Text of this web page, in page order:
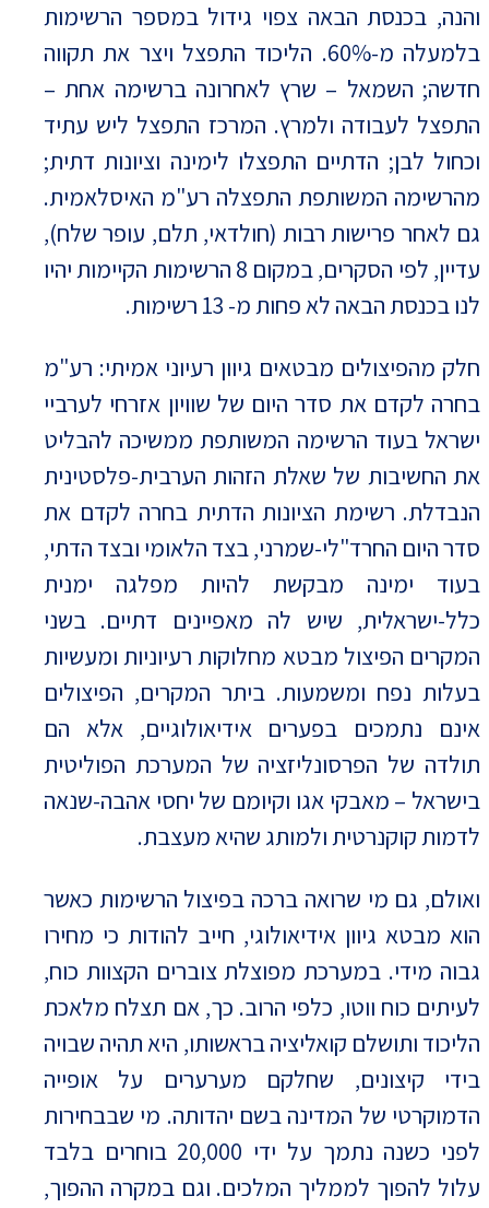
והנה, בכנסת הבאה צפוי גידול במספר הרשימות
בלמעלה מ-60%. הליכוד התפצל ויצר את תקווה
חדשה; השמאל – שרץ לאחרונה ברשימה אחת –
התפצל לעבודה ולמרץ. המרכז התפצל ליש עתיד
וכחול לבן; הדתיים התפצלו לימינה וציונות דתית;
מהרשימה המשותפת התפצלה רע"מ האיסלאמית.
גם לאחר פרישות רבות (חולדאי, תלם, עופר שלח),
עדיין, לפי הסקרים, במקום 8 הרשימות הקיימות יהיו
לנו בכנסת הבאה לא פחות מ- 13 רשימות.
חלק מהפיצולים מבטאים גיוון רעיוני אמיתי: רע"מ
בחרה לקדם את סדר היום של שוויון אזרחי לערביי
ישראל בעוד הרשימה המשותפת ממשיכה להבליט
את החשיבות של שאלת הזהות הערבית-פלסטינית
הנבדלת. רשימת הציונות הדתית בחרה לקדם את
סדר היום החרד"לי-שמרני, בצד הלאומי ובצד הדתי,
בעוד ימינה מבקשת להיות מפלגה ימנית
כלל-ישראלית, שיש לה מאפיינים דתיים. בשני
המקרים הפיצול מבטא מחלוקות רעיוניות ומעשיות
בעלות נפח ומשמעות. ביתר המקרים, הפיצולים
אינם נתמכים בפערים אידיאולוגיים, אלא הם
תולדה של הפרסונליזציה של המערכת הפוליטית
בישראל – מאבקי אגו וקיומם של יחסי אהבה-שנאה
לדמות קוקנרטית ולמותג שהיא מעצבת.
ואולם, גם מי שרואה ברכה בפיצול הרשימות כאשר
הוא מבטא גיוון אידיאולוגי, חייב להודות כי מחירו
גבוה מידי. במערכת מפוצלת צוברים הקצוות כוח,
לעיתים כוח ווטו, כלפי הרוב. כך, אם תצלח מלאכת
הליכוד ותושלם קואליציה בראשותו, היא תהיה שבויה
בידי קיצונים, שחלקם מערערים על אופייה
הדמוקרטי של המדינה בשם יהדותה. מי שבבחירות
לפני כשנה נתמך על ידי 20,000 בוחרים בלבד
עלול להפוך לממליך המלכים. וגם במקרה ההפוך,